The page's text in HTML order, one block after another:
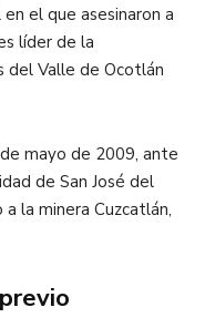
el que asesinaron a
líder de la
del Valle de Ocotlán
mayo de 2009, ante
de San José del
la minera Cuzcatlán,